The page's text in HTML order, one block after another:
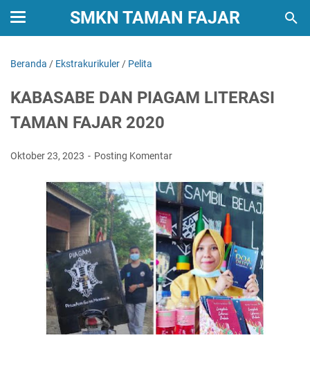
SMKN TAMAN FAJAR
Beranda / Ekstrakurikuler / Pelita
KABASABE DAN PIAGAM LITERASI
TAMAN FAJAR 2020
Oktober 23, 2023 Posting Komentar